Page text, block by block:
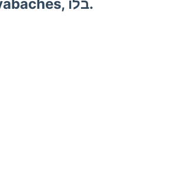
Curvensysteme kott Windungen, Sziuwvabaches, בלו.